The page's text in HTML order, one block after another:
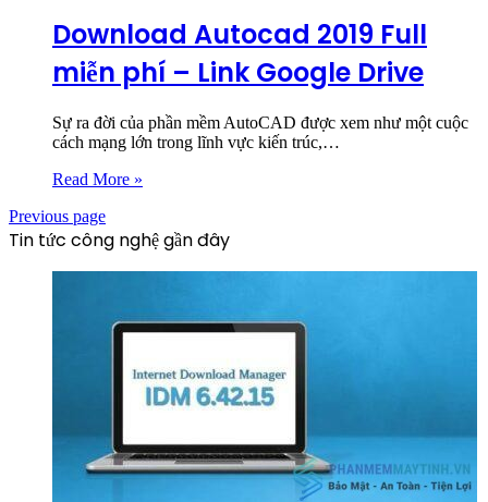
Download Autocad 2019 Full
miễn phí – Link Google Drive
Sự ra đời của phần mềm AutoCAD được xem như một cuộc
cách mạng lớn trong lĩnh vực kiến trúc,…
Read More »
Previous page
Tin tức công nghệ gần đây